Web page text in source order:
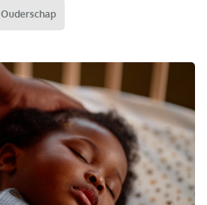
Ouderschap